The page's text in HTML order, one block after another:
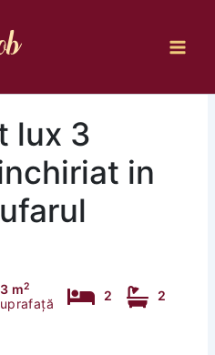
lux 3
in
m2
2 2